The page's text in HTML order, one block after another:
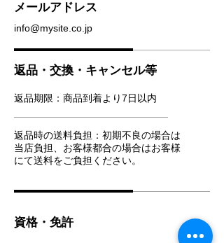
メールアドレス
info@mysite.co.jp
返品・交換・キャンセル等
返品期限：商品到着より7日以内
返品時の送料負担：初期不良の場合は
当店負担、お客様都合の場合はお客様
にて送料をご負担ください。
資格・免許